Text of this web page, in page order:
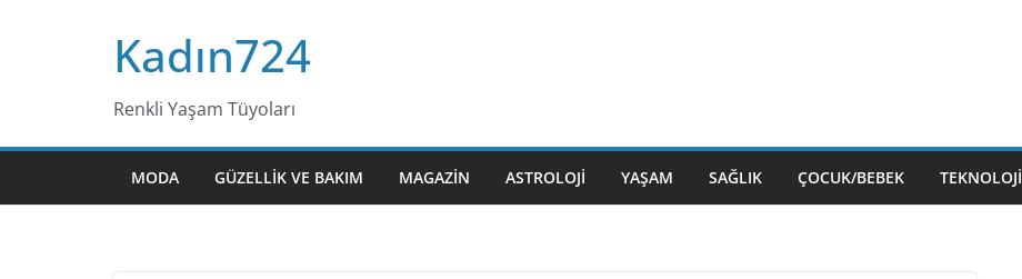
Kadın724
Renkli Yaşam Tüyoları
MODA GÜZELLIK VE BAKIM MAGAZIN ASTROLOJI YAŞAM SAĞLIK ÇOCUK/BEBEK TEKNOLOJI